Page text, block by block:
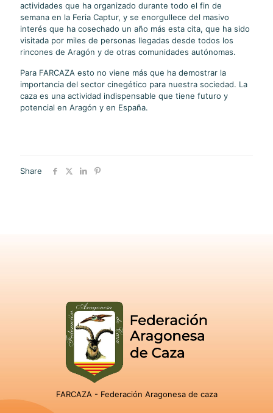
actividades que ha organizado durante todo el fin de
semana en la Feria Captur, y se enorgullece del masivo
interés que ha cosechado un año más esta cita, que ha sido
visitada por miles de personas llegadas desde todos los
rincones de Aragón y de otras comunidades autónomas.
Para FARCAZA esto no viene más que ha demostrar la
importancia del sector cinegético para nuestra sociedad. La
caza es una actividad indispensable que tiene futuro y
potencial en Aragón y en España.
Share
FARCAZA - Federación Aragonesa de caza